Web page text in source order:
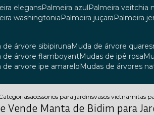
elegans
palmeira azul palmeira veitchia
washingtonia
palmeira juçara palmeira
de árvore sibipiruna
muda de árvore
de árvore flamboyant
mudas de ipê rosa
de arvore ipe amarelo
mudas de árvores
acessorios para jardinsvasos vietnamitas
Vende Manta de Bidim para